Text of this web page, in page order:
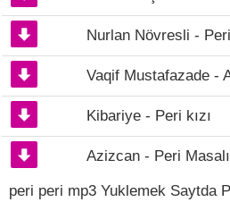
Nurlan Növresli - Peri
Vaqif Mustafazade -
Kibariye - Peri kızı
Azizcan - Peri Masalı
peri peri mp3 Yuklemek Saytda